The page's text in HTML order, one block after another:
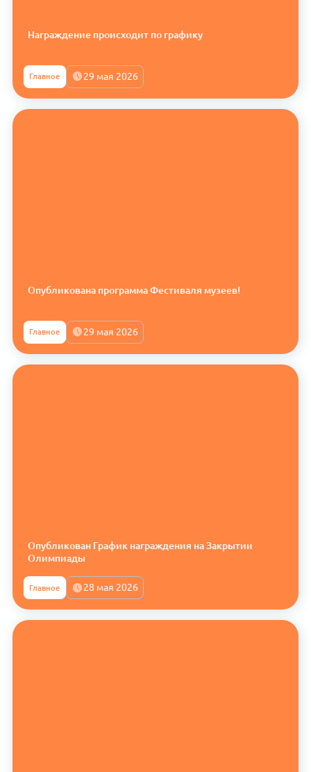
Награждение происходит по графику
Главное 29 мая 2026
Опубликована программа Фестиваля музеев!
Главное 29 мая 2026
Опубликован График награждения на Закрытии
Олимпиады
Главное 28 мая 2026